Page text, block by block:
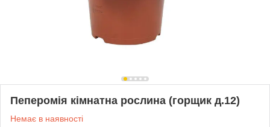
Пеперомія кімнатна рослина (горщик д.12)
Немає в наявності